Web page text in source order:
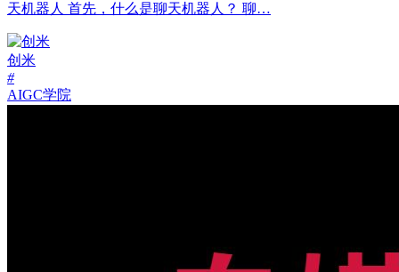
天机器人 首先，什么是聊天机器人？ 聊…
创米
#
AIGC学院